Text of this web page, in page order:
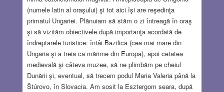
(numele latin al oraşului) şi tot aici îşi are reşedinţa
primatul Ungariei. Plănuiam să stăm o zi întreagă în oraş
şi să vizităm obiectivele după importanţa acordată de
îndreptarele turistice: întâi Bazilica (cea mai mare din
Ungaria şi a treia ca mărime din Europa), apoi cetatea
medievală şi câteva muzee, să ne plimbăm pe cheiul
Dunării şi, eventual, să trecem podul Maria Valeria până la
Štúrovo, în Slovacia. Am sosit la Esztergom seara, după